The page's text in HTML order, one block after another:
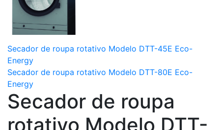
Secador de roupa rotativo Modelo DTT-45E Eco-
Energy
Secador de roupa rotativo Modelo DTT-80E Eco-
Energy
Secador de roupa
rotativo Modelo DTT-